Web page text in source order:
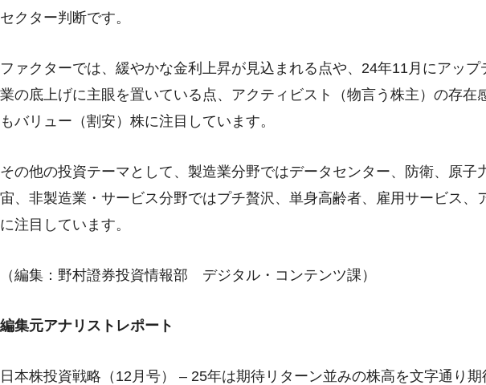
セクター判断です。
ファクターでは、緩やかな金利上昇が見込まれる点や、24年11月にアッ
業の底上げに主眼を置いている点、アクティビスト（物言う株主）の存在
もバリュー（割安）株に注目しています。
その他の投資テーマとして、製造業分野ではデータセンター、防衛、原子
宙、非製造業・サービス分野ではプチ贅沢、単身高齢者、雇用サービス、
に注目しています。
（編集：野村證券投資情報部 デジタル・コンテンツ課）
編集元アナリストレポート
日本株投資戦略（12月号） – 25年は期待リターン並みの株高を文字通り期